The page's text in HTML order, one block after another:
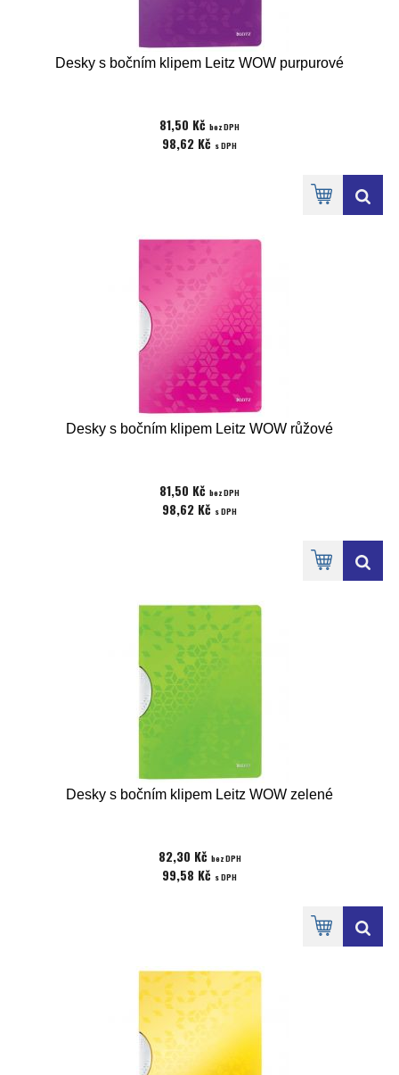
Desky s bočním klipem Leitz WOW purpurové
81,50 Kč bez DPH
98,62 Kč s DPH
Desky s bočním klipem Leitz WOW růžové
81,50 Kč bez DPH
98,62 Kč s DPH
Desky s bočním klipem Leitz WOW zelené
82,30 Kč bez DPH
99,58 Kč s DPH